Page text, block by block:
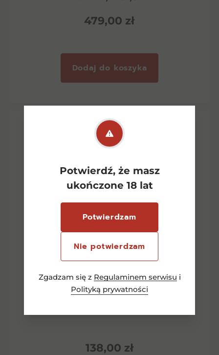
Potwierdź, że masz
ukończone 18 lat
Potwierdzam
Nie potwierdzam
Zgadzam się z Regulaminem serwisu i
Polityką prywatności
479,00 zł
Dodaj do koszyka
138,00 zł